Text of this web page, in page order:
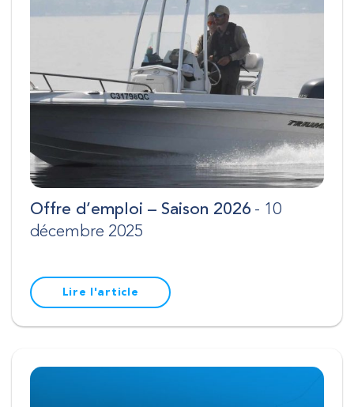
Offre d’emploi – Saison 2026 - 10
décembre 2025
Lire l'article